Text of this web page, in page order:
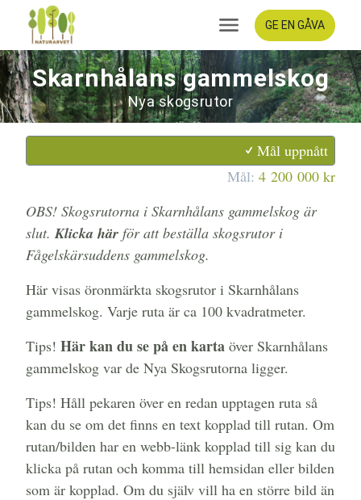
GE EN GÅVA
Skarnhålans gammelskog
Nya skogsrutor
Mål uppnått
Mål: 4 200 000 kr
OBS! Skogsrutorna i Skarnhålans gammelskog är
slut.Klicka här för att beställa skogsrutor i
Fågelskärsuddens gammelskog.
Här visas öronmärkta skogsrutor i Skarnhålans
gammelskog. Varje ruta är ca 100 kvadratmeter.
Tips! Här kan du se på en karta över Skarnhålans
gammelskog var de Nya Skogsrutorna ligger.
Tips! Håll pekaren över en redan upptagen ruta så
kan du se om det finns en text kopplad till rutan. Om
rutan/bilden har en webb-länk kopplad till sig kan du
klicka på rutan och komma till hemsidan eller bilden
som är kopplad. Om du själv vill ha en större bild än